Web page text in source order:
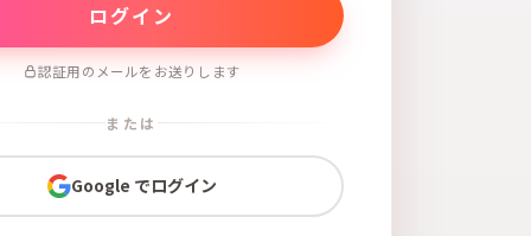
認証用のメールをお送りします
または
Google でログイン